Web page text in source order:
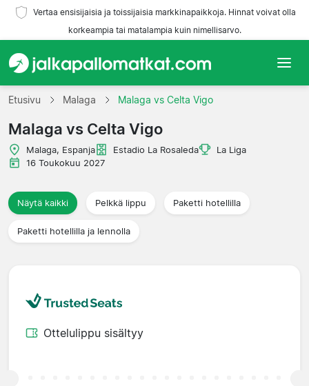
Vertaa ensisijaisia ja toissijaisia markkinapaikkoja. Hinnat voivat olla
korkeampia tai matalampia kuin nimellisarvo.
Etusivu
Joukkueet
Liigat
Matkatoimistoja
Etusivu Malaga Malaga vs Celta Vigo
Malaga vs Celta Vigo
Malaga, Espanja Estadio La Rosaleda
La Liga
16 Toukokuu 2027
Näytä kaikki Pelkkä lippu Paketti hotellilla
Paketti hotellilla ja lennolla
Ottelulippu sisältyy